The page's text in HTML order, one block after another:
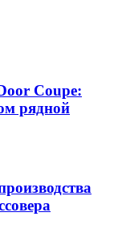
Coupe:
рядной